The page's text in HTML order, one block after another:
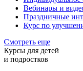
Вебинары и
Праздничные
Курс по
Смотреть еще
Курсы для детей
и подростков